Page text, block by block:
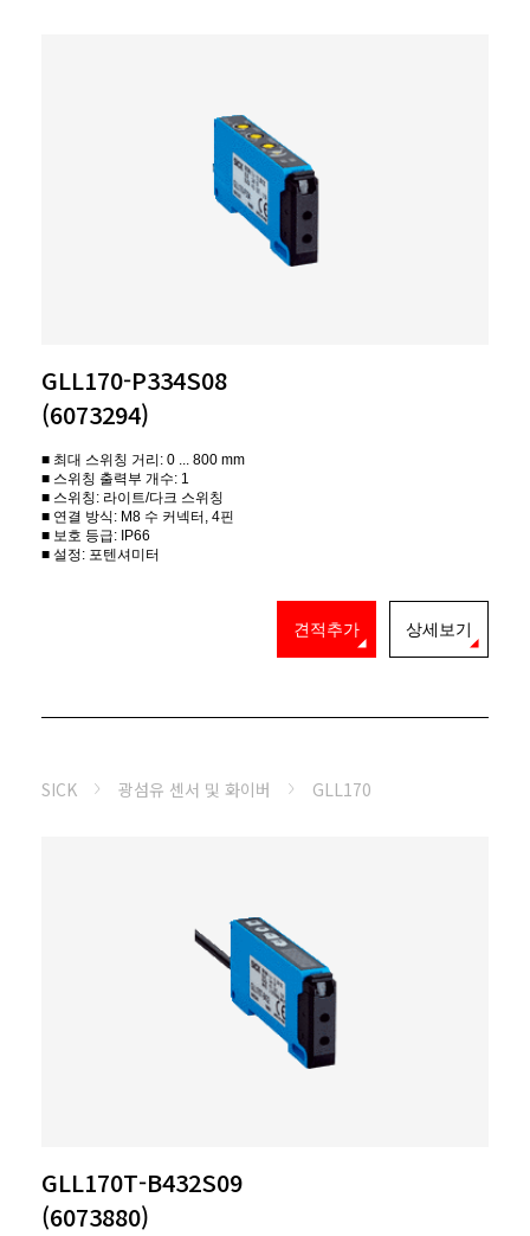
GLL170-P334S08
(6073294)
■ 최대 스위칭 거리: 0 ... 800 mm
■ 스위칭 출력부 개수: 1
■ 스위칭: 라이트/다크 스위칭
■ 연결 방식: M8 수 커넥터, 4핀
■ 보호 등급: IP66
■ 설정: 포텐셔미터
견적추가 상세보기
SICK 광섬유 센서 및 화이버 GLL170
GLL170T-B432S09
(6073880)